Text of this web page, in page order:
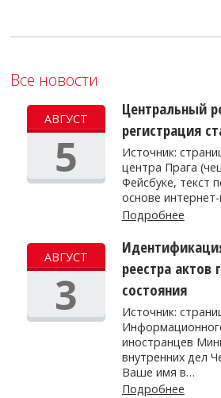
Все новости
АВГУСТ
5
Центральный
регистрация
Источник:
центра Прага
Фейсбуке, текст
основе
Подробнее
АВГУСТ
3
реестра актов
состояния
Источник:
иностранцев
внутренних дел
Ваше имя в…
Подробнее